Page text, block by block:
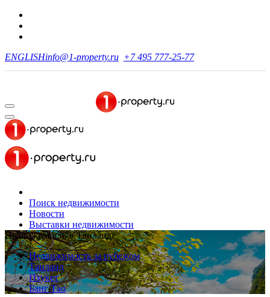
ENGLISHinfo@1-property.ru +7 495 777-25-77
Поиск недвижимости
Новости
Выставки недвижимости
Недвижимость в Таиланде
Недвижимость за рубежом
Таиланд
Пхукет
Банг Тао